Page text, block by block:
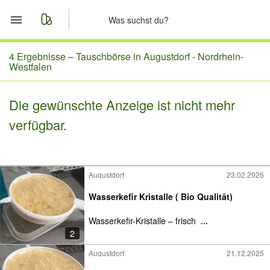
Start
Merkliste
Nachrichten
4 Ergebnisse –Tauschbörse in Augustdorf - Nordrhein-
Westfalen
Die gewünschte Anzeige ist nicht mehr
verfügbar.
2
Augustdorf 23.02.2026
Wasserkefir Kristalle ( Bio Qualität)
Wasserkefir-Kristalle – frisch ...
Augustdorf 21.12.2025